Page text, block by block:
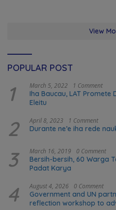
View
POPULAR POST
1 March 5, 2022 1 Comment
Iha Baucau, LAT Promete
Eleitu
2 April 8, 2023 1 Comment
Durante ne’e iha rede
3 March 16, 2019 0 Comment
Bersih-bersih, 60 Warga
Padat Karya
4 August 4, 2026 0 Comment
Government and UN
reflection workshop to